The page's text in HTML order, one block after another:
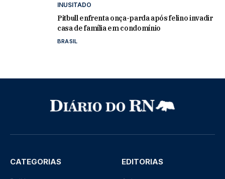
INUSITADO
Pitbull enfrenta onça-parda após felino invadir
casa de família em condomínio
BRASIL
CATEGORIAS EDITORIAS